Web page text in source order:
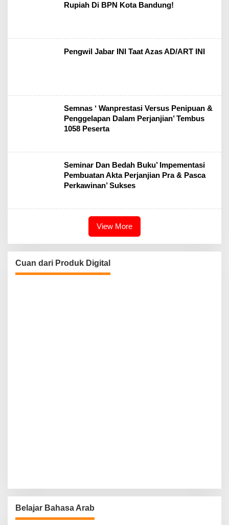
Rupiah Di BPN Kota Bandung!
Pengwil Jabar INI Taat Azas AD/ART INI
Semnas ‘ Wanprestasi Versus Penipuan &
Penggelapan Dalam Perjanjian’ Tembus
1058 Peserta
Seminar Dan Bedah Buku’ Impementasi
Pembuatan Akta Perjanjian Pra & Pasca
Perkawinan’ Sukses
View More
Cuan dari Produk Digital
Belajar Bahasa Arab